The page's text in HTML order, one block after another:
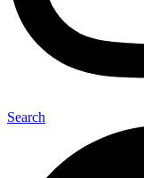
Search